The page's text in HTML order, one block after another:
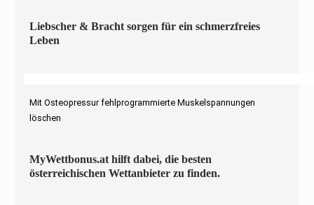
Liebscher & Bracht sorgen für ein schmerzfreies
Leben
Mit Osteopressur fehlprogrammierte Muskelspannungen
löschen
MyWettbonus.at hilft dabei, die besten
österreichischen Wettanbieter zu finden.